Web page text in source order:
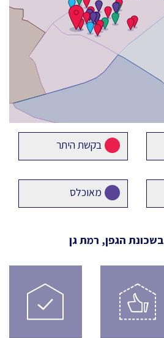
בקשת היתר
מאוכלס
בשכונת הגפן, רמת גן